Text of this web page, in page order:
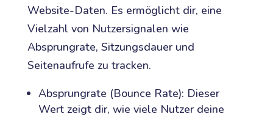
Website-Daten. Es ermöglicht dir, eine
Vielzahl von Nutzersignalen wie
Absprungrate, Sitzungsdauer und
Seitenaufrufe zu tracken.
Absprungrate (Bounce Rate): Dieser
Wert zeigt dir, wie viele Nutzer deine